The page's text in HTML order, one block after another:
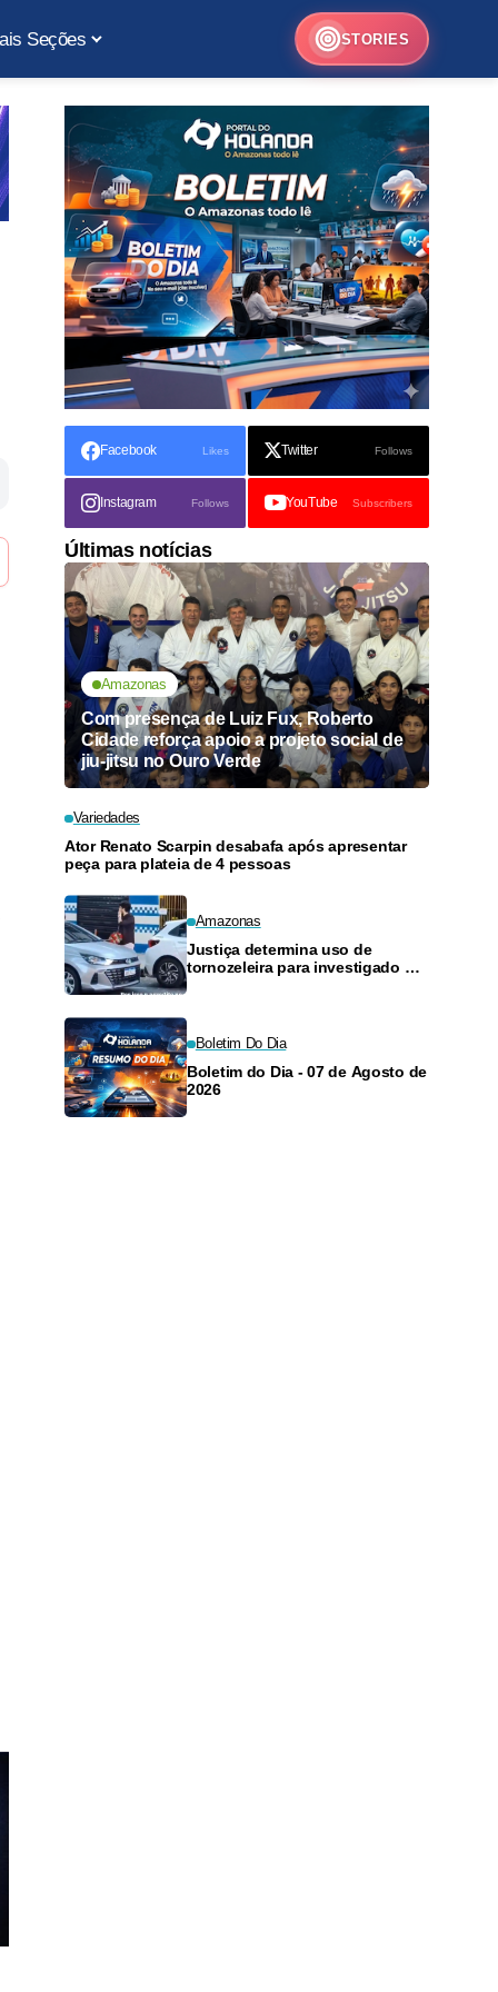
Seções STORIES
Facebook Likes Twitter Follows
Instagram Follows YouTube Subscribers
Últimas notícias
Amazonas
Com presença de Luiz Fux, Roberto
Cidade reforça apoio a projeto social de
jiu-jitsu no Ouro Verde
Variedades
Ator Renato Scarpin desabafa após apresentar
peça para plateia de 4 pessoas
Amazonas
Justiça determina uso de
tornozeleira para investigado por
Boletim Do Dia
Boletim do Dia - 07 de Agosto de
2026